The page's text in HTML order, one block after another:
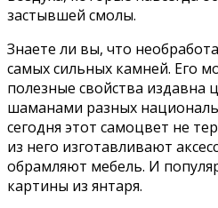
застывшей смолы.
Знаете ли вы, что
самых сильных камней. Его
полезные свойства издавна
шаманами разных
сегодня этот самоцвет не
из него изготавливают
обрамляют мебель. И
картины из янтаря.